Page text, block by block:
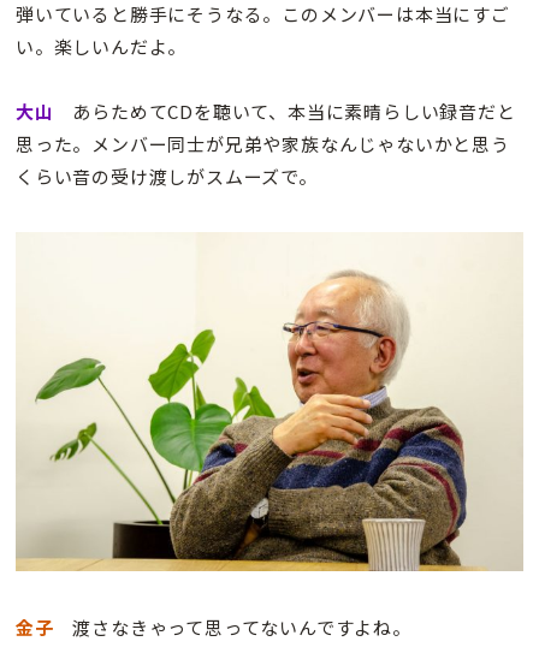
弾いていると勝手にそうなる。このメンバーは本当にすご
い。楽しいんだよ。
大山
あらためてCDを聴いて、本当に素晴らしい録音だと
思った。メンバー同士が兄弟や家族なんじゃないかと思う
くらい音の受け渡しがスムーズで。
金子渡さなきゃって思ってないんですよね。